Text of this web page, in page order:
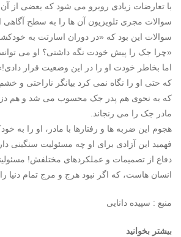
با تعارضات زیادی روبرو می شود که بعضی از آن
سوالات مجری تلویزیون آن ها را به سطح آگاهی
سوالات این بود که «در دوران اسارتت به
«چرا جک را پیش خودت نگه داشتی؟ او می
اما بخاطر خودت او را در این وضعیت قرار
که حتی او را نگاه نمی کرد بیانگر ناراحتی و
که به نحوی هم پدر جک محسوب می شد و هم
مادر جک را می رنجاند.
هجوم این ضربه ها و رفتارها با مادر، او را به
فهمید این آزادی برای او چه مسئولیت سنگینی
دفاع از تصمیمات و عملکردهای مختلفش!
انسان هاست، که اگر نبود هرج و مرج تمام دنیا
منبع : سپیده دانایی
بیشتر بخوانید